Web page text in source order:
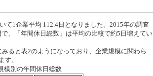
1企業平均 112.4日となりました。2015年の調査
、「年間休日総数」は平均の比較で約5日増えてい
ると表2のようになっており、企業規模に関わら
す。
別の年間休日総数